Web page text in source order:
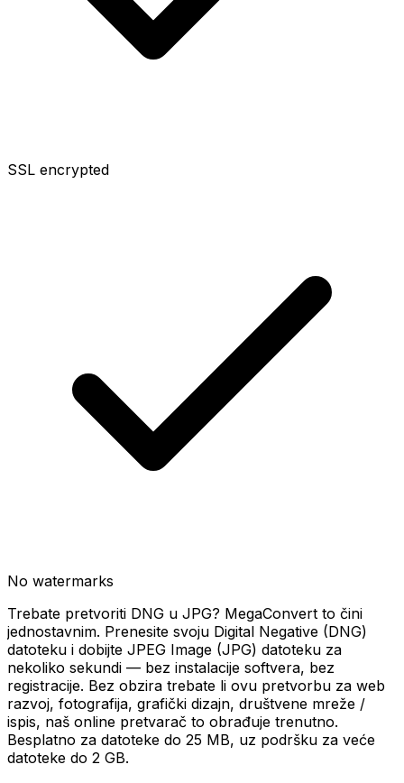
SSL encrypted
No watermarks
Trebate pretvoriti DNG u JPG? MegaConvert to čini
jednostavnim. Prenesite svoju Digital Negative (DNG)
datoteku i dobijte JPEG Image (JPG) datoteku za
nekoliko sekundi — bez instalacije softvera, bez
registracije. Bez obzira trebate li ovu pretvorbu za web
razvoj, fotografija, grafički dizajn, društvene mreže /
ispis, naš online pretvarač to obrađuje trenutno.
Besplatno za datoteke do 25 MB, uz podršku za veće
datoteke do 2 GB.